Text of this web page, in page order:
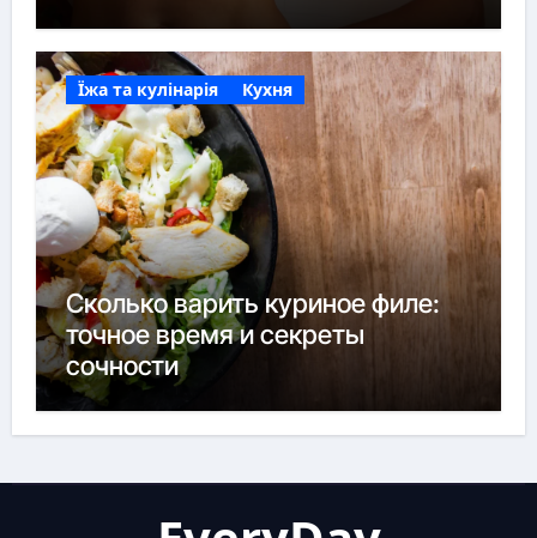
Їжа та кулінарія Кухня
Сколько варить куриное филе:
точное время и секреты
сочности